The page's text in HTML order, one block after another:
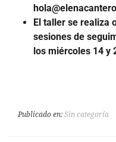
El taller se realiza
sesiones de
los miércoles 14 y
Publicado en:Sin categoría